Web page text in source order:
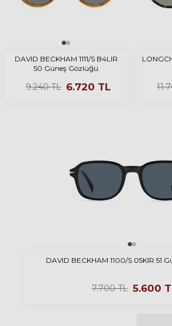
DAVID BECKHAM 1111/S B4LIR
50 Güneş Gözlüğü
9.240TL 6.720 TL
DAVID BECKHAM 1100/S 05KIR 51
7.700TL 5.600